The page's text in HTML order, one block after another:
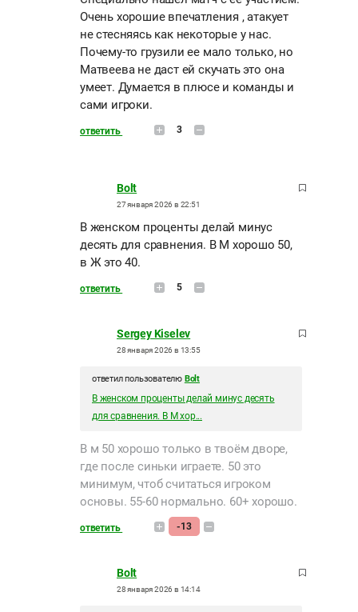
Очень хорошие впечатления , атакует
не стесняясь как некоторые у нас.
Почему-то грузили ее мало только, но
Матвеева не даст ей скучать это она
умеет. Думается в плюсе и команды и
сами игроки.
ответить 3
Bolt
27 января 2026 в 22:51
В женском проценты делай минус
десять для сравнения. В М хорошо 50,
в Ж это 40.
ответить 5
Sergey Kiselev
28 января 2026 в 13:55
ответил пользователю Bolt
В женском проценты делай минус десять
для сравнения. В М хор...
В м 50 хорошо только в твоём дворе,
где после синьки играете. 50 это
минимум, чтоб считаться игроком
основы. 55-60 нормально. 60+ хорошо.
ответить -13
Bolt
28 января 2026 в 14:14